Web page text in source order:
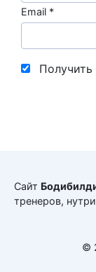
Email *
Получить
Сайт
тренеров,
©